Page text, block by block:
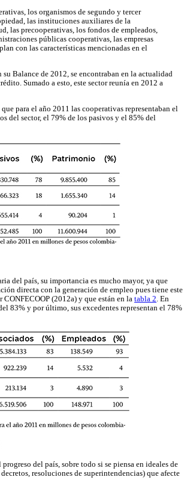
los organismos de segundo y tercer
las instituciones auxiliares de la
las precooperativas, los fondos de empleados,
públicas cooperativas, las empresas
con las características mencionadas en el
Balance de 2012, se encontraban en la actualidad
Sumado a esto, este sector reunía en 2012 a
para el año 2011 las cooperativas representaban el
del sector, el 79% de los pasivos y el 85% del
del país, su importancia es mucho mayor, ya que
directa con la generación de empleo pues tiene este
(2012a) y que están en la tabla 2 . En
83% y por último, sus excedentes representan el 78%
del país, sobre todo si se piensa en ideales de
resoluciones de superintendencias) que afecte